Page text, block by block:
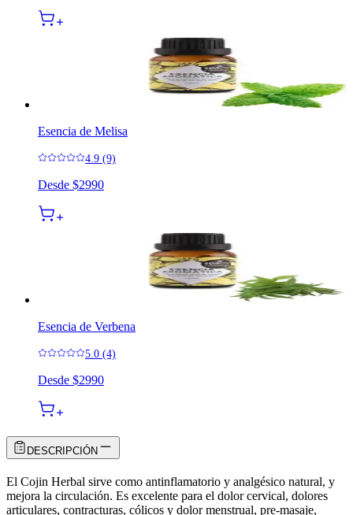
Esencia de Melisa
4.9 (9)
Desde $2990
Esencia de Verbena
5.0 (4)
Desde $2990
DESCRIPCIÓN
El Cojin Herbal sirve como antinflamatorio y analgésico natural, y
mejora la circulación. Es excelente para el dolor cervical, dolores
articulares, contracturas, cólicos y dolor menstrual, pre-masaje,